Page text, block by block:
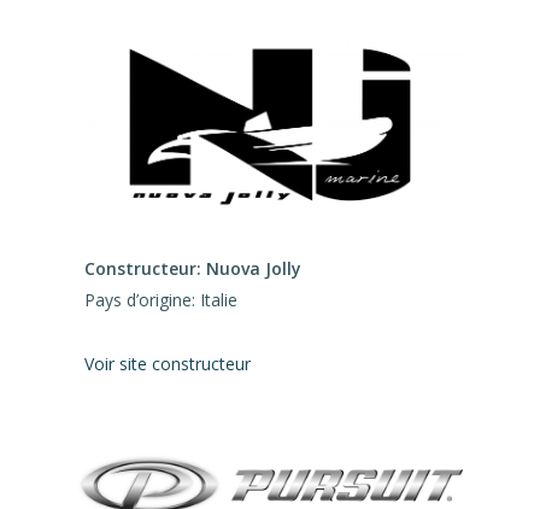
Constructeur: Nuova Jolly
Pays d’origine: Italie
Voir site constructeur